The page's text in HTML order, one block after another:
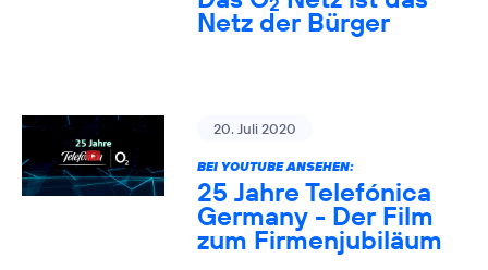
Netz der Bürger
20. Juli 2020
BEI YOUTUBE ANSEHEN:
25 Jahre Telefónica
Germany - Der Film
zum Firmenjubiläum